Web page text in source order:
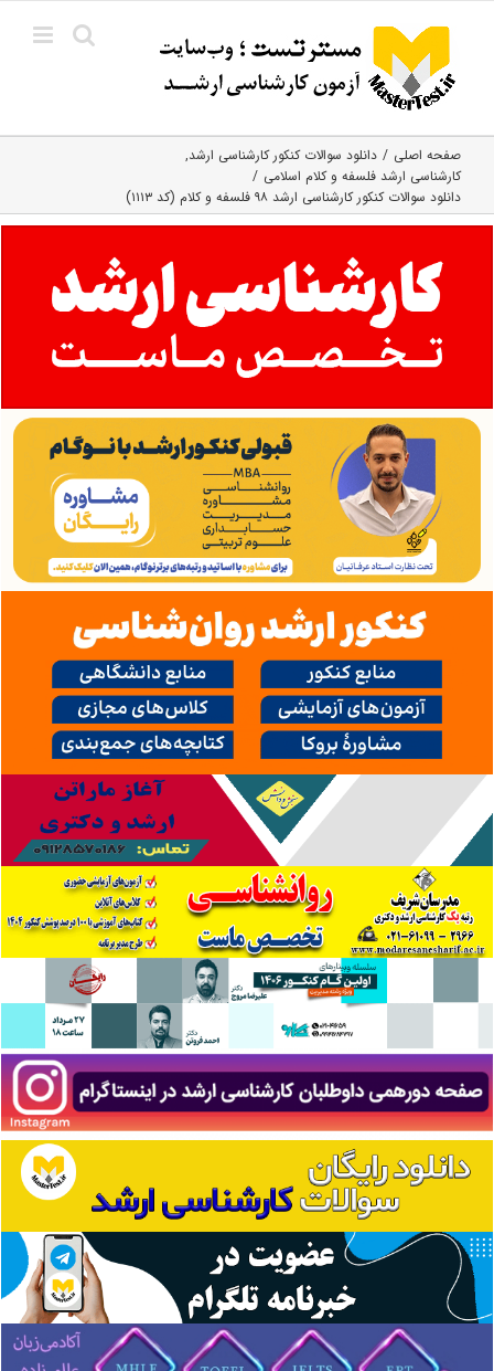
content
صفحه اصلی
دانلود سوالات کنکور کارشناسی ارشد
کارشناسی ارشد فلسفه و کلام اسلامی
دانلود سوالات کنکور کارشناسی ارشد ۹۸ فلسفه و کلام (کد ۱۱۱۳)